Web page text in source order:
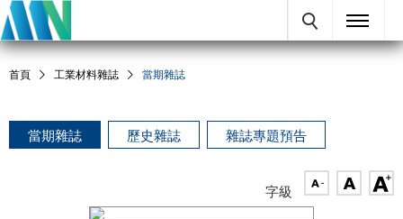
首頁 工業材料雜誌 當期雜誌
當期雜誌 歷史雜誌 雜誌專題預告
字級